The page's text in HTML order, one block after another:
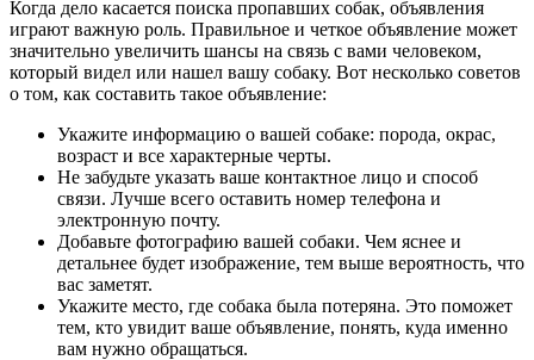
Когда дело касается поиска пропавших собак, объявления
играют важную роль. Правильное и четкое объявление может
значительно увеличить шансы на связь с вами человеком,
который видел или нашел вашу собаку. Вот несколько советов
о том, как составить такое объявление:
Укажите информацию о вашей собаке: порода, окрас,
возраст и все характерные черты.
Не забудьте указать ваше контактное лицо и способ
связи. Лучше всего оставить номер телефона и
электронную почту.
Добавьте фотографию вашей собаки. Чем яснее и
детальнее будет изображение, тем выше вероятность, что
вас заметят.
Укажите место, где собака была потеряна. Это поможет
тем, кто увидит ваше объявление, понять, куда именно
вам нужно обращаться.